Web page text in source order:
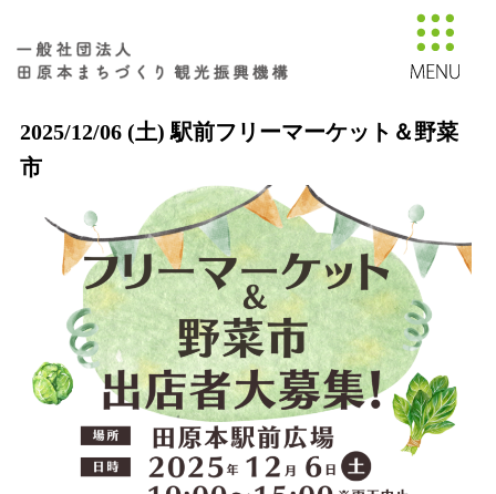
2025/12/06 (土) 駅前フリーマーケット＆野菜
市